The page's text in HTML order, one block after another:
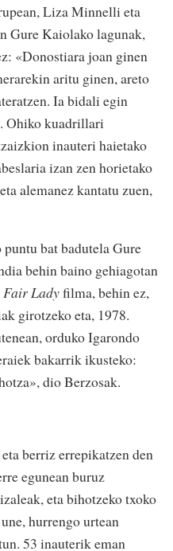
Liza Minnelli eta
Gure Kaiolako lagunak,
«Donostiara joan ginen
aritu ginen, areto
Ia bidali egin
Ohiko kuadrillari
inauteri haietako
izan zen horietako
alemanez kantatu zuen,
bat badutela Gure
behin baino gehiagotan
FairLadyfilma, behin ez,
girotzeko eta, 1978.
orduko Igarondo
bakarrik ikusteko:
dio Berzosak.
berriz errepikatzen den
egunean buruz
eta bihotzeko txoko
hurrengo urtean
53 inauterik eman